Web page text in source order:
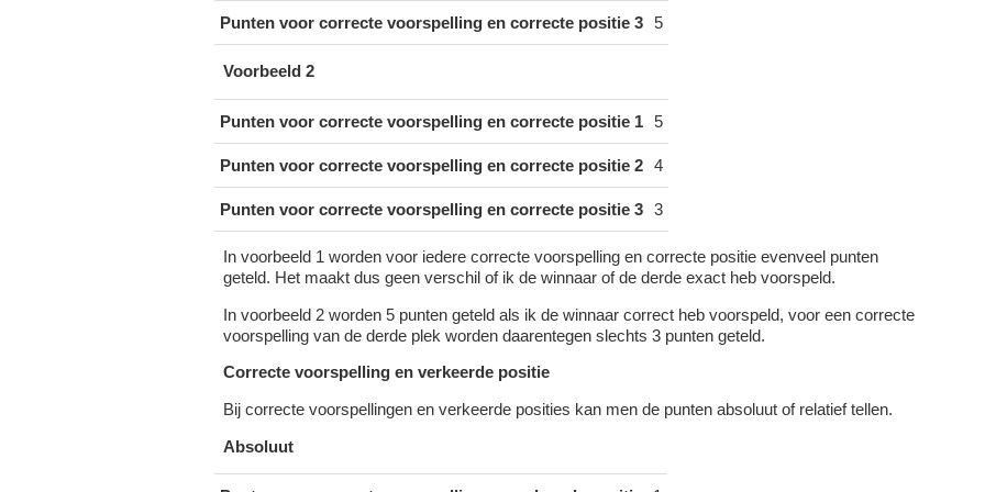
Punten voor correcte voorspelling en correcte positie 3 5
Voorbeeld 2
Punten voor correcte voorspelling en correcte positie 1 5
Punten voor correcte voorspelling en correcte positie 2 4
Punten voor correcte voorspelling en correcte positie 3 3
In voorbeeld 1 worden voor iedere correcte voorspelling en correcte positie evenveel punten
geteld. Het maakt dus geen verschil of ik de winnaar of de derde exact heb voorspeld.
In voorbeeld 2 worden 5 punten geteld als ik de winnaar correct heb voorspeld, voor een correcte
voorspelling van de derde plek worden daarentegen slechts 3 punten geteld.
Correcte voorspelling en verkeerde positie
Bij correcte voorspellingen en verkeerde posities kan men de punten absoluut of relatief tellen.
Absoluut